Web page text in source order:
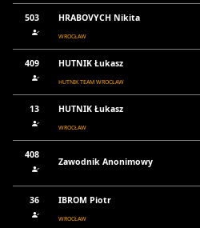
503 HRABOVYCH Nikita
WROCŁAW
409 HUTNIK Łukasz
HUTNIK TEAM WROCŁAW
13 HUTNIK Łukasz
WROCŁAW
408
Zawodnik Anonimowy
36 IBROM Piotr
WROCŁAW